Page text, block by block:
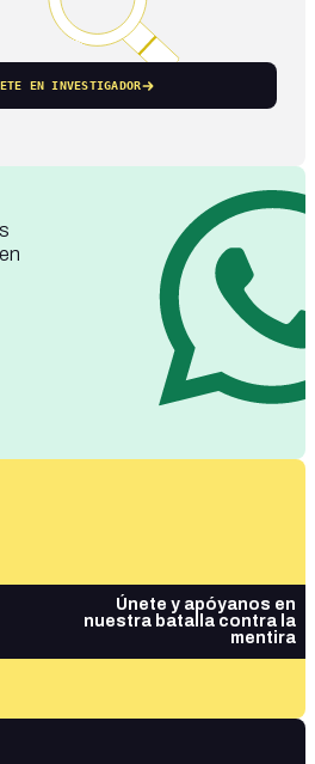
EN INVESTIGADOR
Únete y apóyanos en
nuestra batalla contra la
mentira